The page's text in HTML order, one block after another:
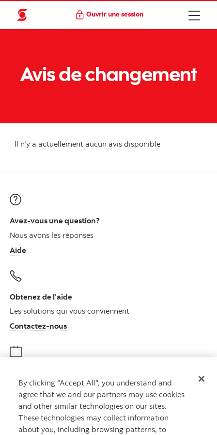
Ouvrir une session
Avis de changement
Il n'y a actuellement aucun avis disponible
Avez-vous une question?
Nous avons les réponses
Aide
Obtenez de l’aide
Les solutions qui vous conviennent
Contactez-nousAutres numéros, contactez-nous par
Rencontrez un conseiller
Prenez rendez-vous
By clicking "Accept All", you understand and
agree that we and our partners may use cookies
and other similar technologies on our sites.
These technologies may collect information
about you, including browsing patterns, to